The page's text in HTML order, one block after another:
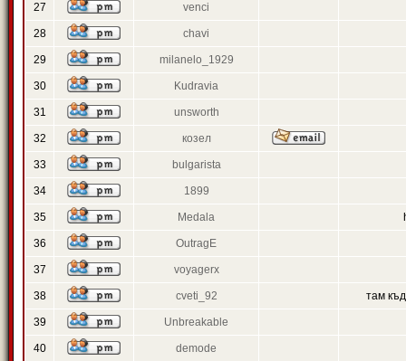
27 venci
28 chavi
29 milanelo_1929
30 Kudravia
31 unsworth
32 козел
33 bulgarista
34 1899
35 Medala
36 OutragE
37 voyagerx
38 cveti_92 там
39 Unbreakable
40 demode